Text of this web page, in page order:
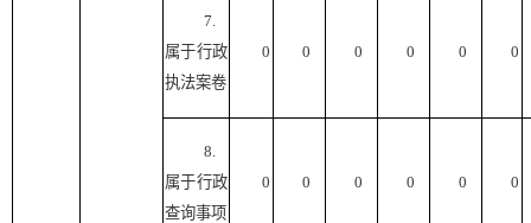
7.
属于行政
执法案卷
0 0 0 0 0 0
8.
属于行政
查询事项
0 0 0 0 0 0